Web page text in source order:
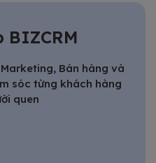
BIZCRM
Bán hàng và
sóc từng khách hàng
quen